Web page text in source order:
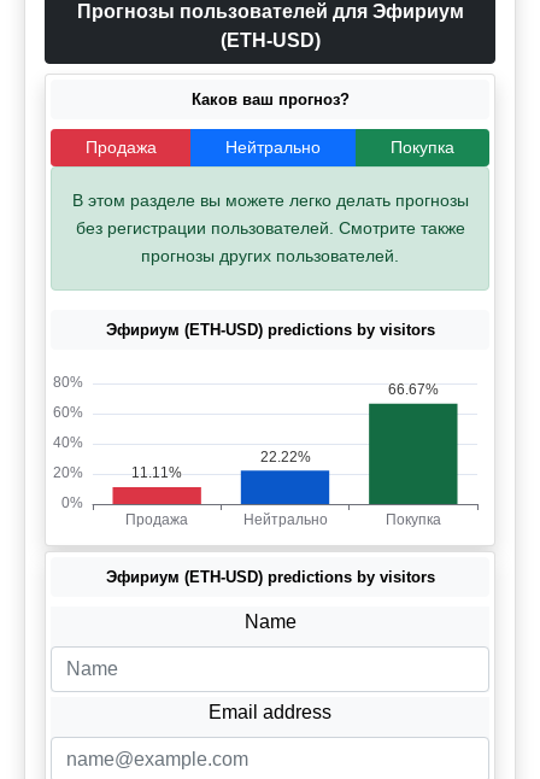
Прогнозы пользователей для Эфириум
(ETH-USD)
Каков ваш прогноз?
Продажа Нейтрально Покупка
В этом разделе вы можете легко делать прогнозы
без регистрации пользователей. Смотрите также
прогнозы других пользователей.
Эфириум (ETH-USD) predictions by visitors
Эфириум (ETH-USD) predictions by visitors
Name
Email address